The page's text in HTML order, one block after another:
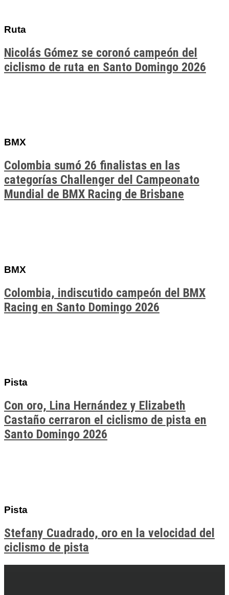
Ruta
Nicolás Gómez se coronó campeón del
ciclismo de ruta en Santo Domingo 2026
BMX
Colombia sumó 26 finalistas en las
categorías Challenger del Campeonato
Mundial de BMX Racing de Brisbane
BMX
Colombia, indiscutido campeón del BMX
Racing en Santo Domingo 2026
Pista
Con oro, Lina Hernández y Elizabeth
Castaño cerraron el ciclismo de pista en
Santo Domingo 2026
Pista
Stefany Cuadrado, oro en la velocidad del
ciclismo de pista